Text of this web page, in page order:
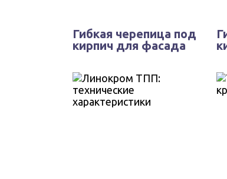
Гибкая черепица под
кирпич для фасада